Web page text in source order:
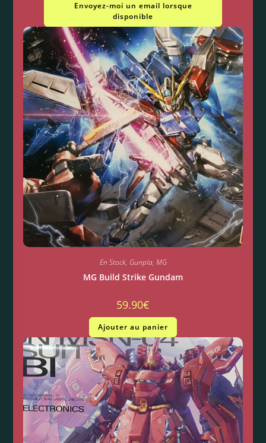
Envoyez-moi un email lorsque
disponible
En Stock, Gunpla, MG
MG Build Strike Gundam
59.90€
Ajouter au panier